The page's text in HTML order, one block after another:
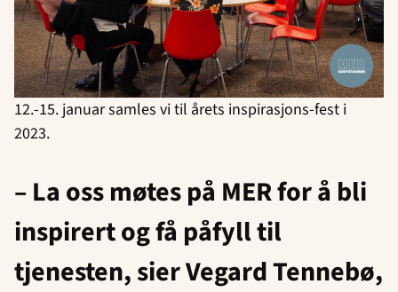
12.-15. januar samles vi til årets inspirasjons-fest i
2023.
– La oss møtes på MER for å bli
inspirert og få påfyll til
tjenesten, sier Vegard Tennebø,